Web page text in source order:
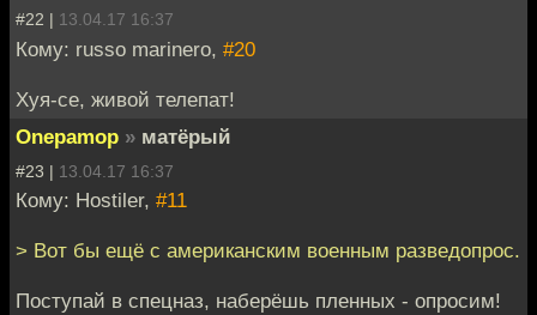
#22 | 13.04.17 16:37
Кому: russo marinero, #20
Хуя-се, живой телепат!
Onepamop » матёрый
#23 | 13.04.17 16:37
Кому: Hostiler, #11
> Вот бы ещё с американским военным разведопрос.
Поступай в спецназ, наберёшь пленных - опросим!